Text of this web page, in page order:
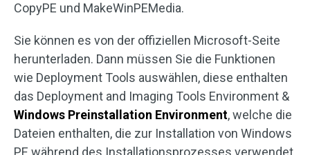
CopyPE und MakeWinPEMedia.
Sie können es von der offiziellen Microsoft-Seite
herunterladen. Dann müssen Sie die Funktionen
wie Deployment Tools auswählen, diese enthalten
das Deployment and Imaging Tools Environment &
Windows Preinstallation Environment, welche die
Dateien enthalten, die zur Installation von Windows
PE während des Installationsprozesses verwendet